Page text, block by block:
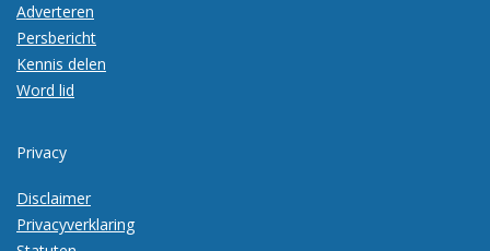
Adverteren
Persbericht
Kennis delen
Word lid
Privacy
Disclaimer
Privacyverklaring